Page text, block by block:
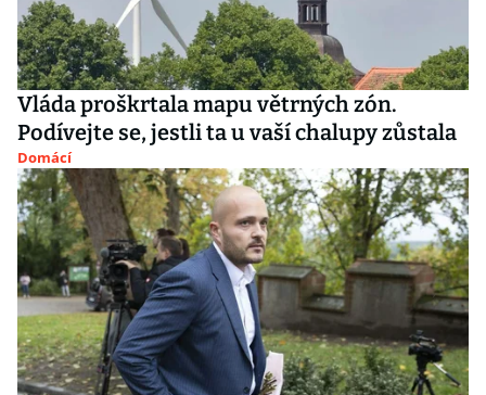
Vláda proškrtala mapu větrných zón.
Podívejte se, jestli ta u vaší chalupy zůstala
Domácí